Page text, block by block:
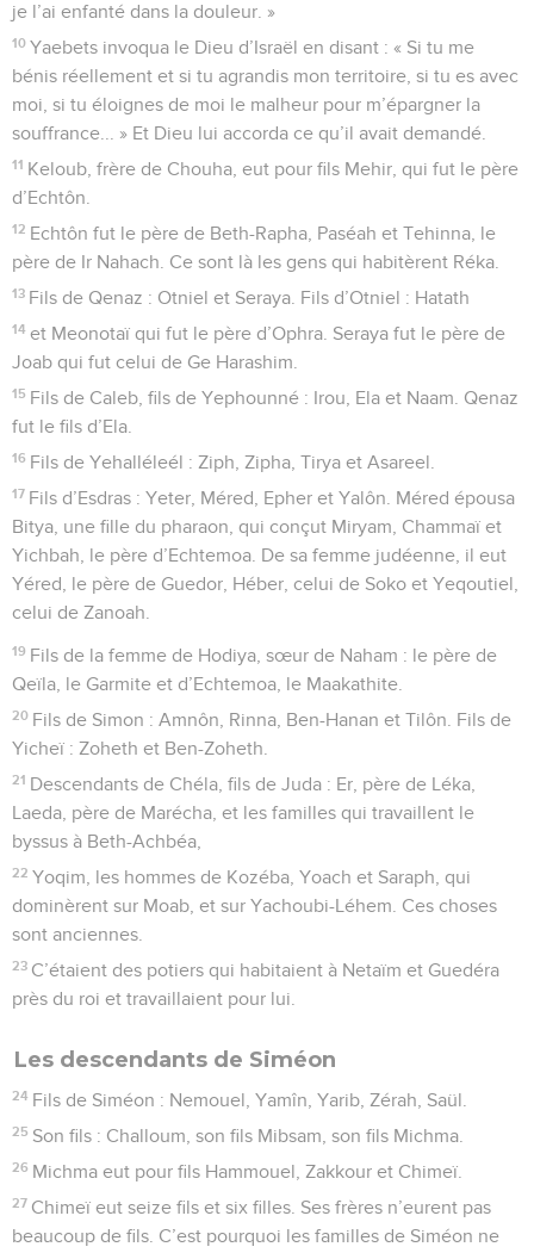
je l’ai enfanté dans la douleur. »
10 Yaebets invoqua le Dieu d’Israël en disant : « Si tu me
bénis réellement et si tu agrandis mon territoire, si tu es avec
moi, si tu éloignes de moi le malheur pour m’épargner la
souffrance... » Et Dieu lui accorda ce qu’il avait demandé.
11 Keloub, frère de Chouha, eut pour fils Mehir, qui fut le père
d’Echtôn.
12 Echtôn fut le père de Beth-Rapha, Paséah et Tehinna, le
père de Ir Nahach. Ce sont là les gens qui habitèrent Réka.
13 Fils de Qenaz : Otniel et Seraya. Fils d’Otniel : Hatath
14 et Meonotaï qui fut le père d’Ophra. Seraya fut le père de
Joab qui fut celui de Ge Harashim.
15 Fils de Caleb, fils de Yephounné : Irou, Ela et Naam. Qenaz
fut le fils d’Ela.
16 Fils de Yehalléleél : Ziph, Zipha, Tirya et Asareel.
17 Fils d’Esdras : Yeter, Méred, Epher et Yalôn. Méred épousa
Bitya, une fille du pharaon, qui conçut Miryam, Chammaï et
Yichbah, le père d’Echtemoa. De sa femme judéenne, il eut
Yéred, le père de Guedor, Héber, celui de Soko et Yeqoutiel,
celui de Zanoah.
19 Fils de la femme de Hodiya, sœur de Naham : le père de
Qeïla, le Garmite et d’Echtemoa, le Maakathite.
20 Fils de Simon : Amnôn, Rinna, Ben-Hanan et Tilôn. Fils de
Yicheï : Zoheth et Ben-Zoheth.
21 Descendants de Chéla, fils de Juda : Er, père de Léka,
Laeda, père de Marécha, et les familles qui travaillent le
byssus à Beth-Achbéa,
22 Yoqim, les hommes de Kozéba, Yoach et Saraph, qui
dominèrent sur Moab, et sur Yachoubi-Léhem. Ces choses
sont anciennes.
23 C’étaient des potiers qui habitaient à Netaïm et Guedéra
près du roi et travaillaient pour lui.
Les descendants de Siméon
24 Fils de Siméon : Nemouel, Yamîn, Yarib, Zérah, Saül.
25 Son fils : Challoum, son fils Mibsam, son fils Michma.
26 Michma eut pour fils Hammouel, Zakkour et Chimeï.
27 Chimeï eut seize fils et six filles. Ses frères n’eurent pas
beaucoup de fils. C’est pourquoi les familles de Siméon ne